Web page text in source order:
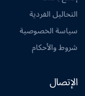
التحاليل الفردية
سياسة الخصوصية
شروط والأحكام
الإتصال